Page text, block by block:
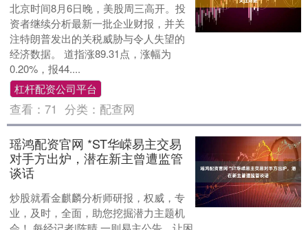
北京时间8月6日晚，美股周三高开。投
资者继续分析最新一批企业财报，并关
注特朗普发出的关税威胁与令人失望的
经济数据。 道指涨89.31点，涨幅为
0.20%，报44....
杠杆配资公司平台
查看：71 分类： 配查网
瑶鸿配资官网 *ST华嵘易主交易
对手方出炉，潜在新主曾遭监管
谈话
炒股就看金麒麟分析师研报，权威，专
业，及时，全面，助您挖掘潜力主题机